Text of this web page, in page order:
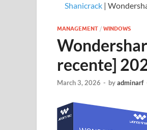
Shanicrack |
MANAGEMENT / WINDOWS
recente]
March 3, 2026 - byadminarf